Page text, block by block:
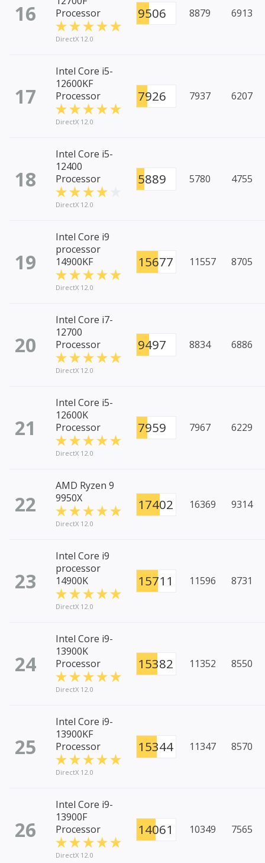
16
Processor
DirectX 12.0
9506 8879 6913
17
Intel Core i5-
12600KF
Processor
DirectX 12.0
7926 7937 6207
18
Intel Core i5-
12400
Processor
DirectX 12.0
5889 5780 4755
19
Intel Core i9
processor
14900KF
DirectX 12.0
15677 11557 8705
20
Intel Core i7-
12700
Processor
DirectX 12.0
9497 8834 6886
21
Intel Core i5-
12600K
Processor
DirectX 12.0
7959 7967 6229
22
AMD Ryzen 9
9950X
DirectX 12.0
17402 16369 9314
23
Intel Core i9
processor
14900K
DirectX 12.0
15711 11596 8731
24
Intel Core i9-
13900K
Processor
DirectX 12.0
15382 11352 8550
25
Intel Core i9-
13900KF
Processor
DirectX 12.0
15344 11347 8570
26
Intel Core i9-
13900F
Processor
DirectX 12.0
14061 10349 7565